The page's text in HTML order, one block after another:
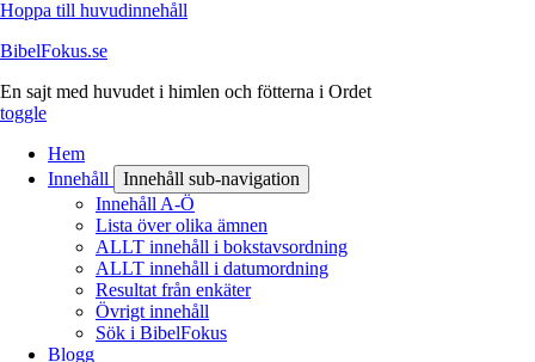
Hoppa till huvudinnehåll
BibelFokus.se
En sajt med huvudet i himlen och fötterna i Ordet
toggle
Hem
Innehåll
Innehåll sub-navigation
Innehåll A-Ö
Lista över olika ämnen
ALLT innehåll i bokstavsordning
ALLT innehåll i datumordning
Resultat från enkäter
Övrigt innehåll
Sök i BibelFokus
Blogg